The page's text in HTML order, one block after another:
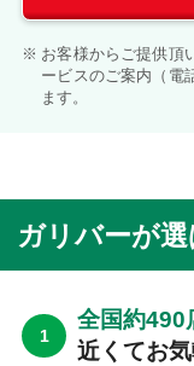
お客様からご提供頂
ービスのご案内（電
ます。
ガリバーが
全国約490
近くてお